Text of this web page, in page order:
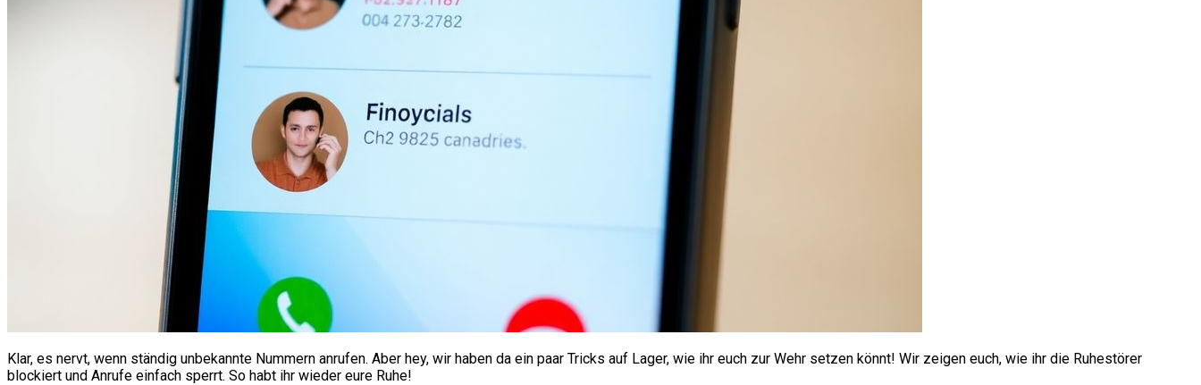
Klar, es nervt, wenn ständig unbekannte Nummern anrufen. Aber hey, wir haben da ein paar Tricks auf Lager, wie ihr euch zur Wehr setzen könnt! Wir zeigen euch, wie ihr die Ruhestörer
blockiert und Anrufe einfach sperrt. So habt ihr wieder eure Ruhe!